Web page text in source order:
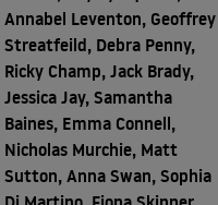
Annabel Leventon, Geoffrey
Streatfeild, Debra Penny,
Ricky Champ, Jack Brady,
Jessica Jay, Samantha
Baines, Emma Connell,
Nicholas Murchie, Matt
Sutton, Anna Swan, Sophia